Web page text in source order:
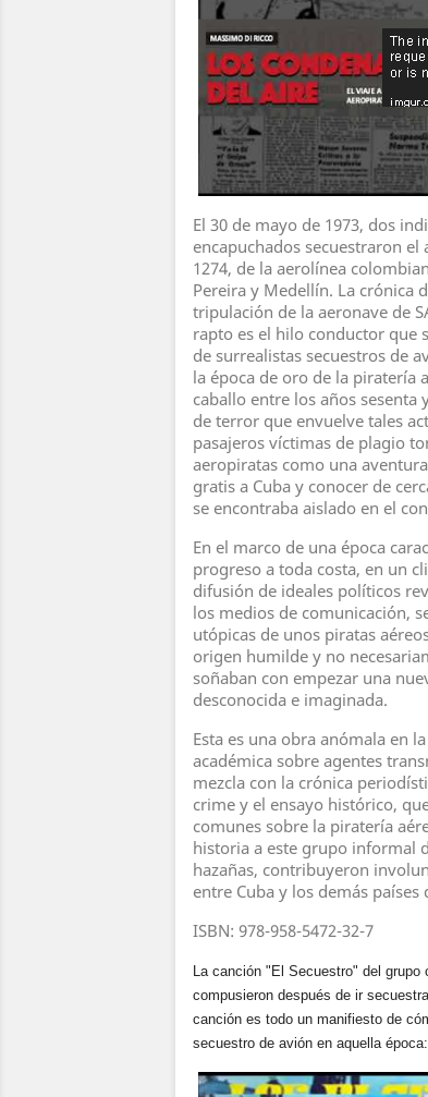
El 30 de mayo de 1973, dos
encapuchados secuestraron el
1274, de la aerolínea
Pereira y Medellín. La crónica
tripulación de la aeronave de
rapto es el hilo conductor que
de surrealistas secuestros de
la época de oro de la piratería
caballo entre los años
de terror que envuelve tales
pasajeros víctimas de plagio
aeropiratas como una
gratis a Cuba y conocer de
se encontraba aislado en el
En el marco de una época
progreso a toda costa, en un
difusión de ideales políticos
los medios de comunicación,
utópicas de unos piratas
origen humilde y no
soñaban con empezar una
desconocida e imaginada.
Esta es una obra anómala en
académica sobre agentes
mezcla con la crónica
crime y el ensayo histórico,
comunes sobre la piratería
historia a este grupo informal
hazañas, contribuyeron
entre Cuba y los demás países
ISBN: 978-958-5472-32-7
La canción "El Secuestro" del
compusieron después de ir
canción es todo un manifiesto de
secuestro de avión en aquella época:
Video